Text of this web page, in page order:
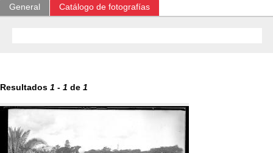
General Catálogo de fotografías
Resultados 1 - 1 de 1